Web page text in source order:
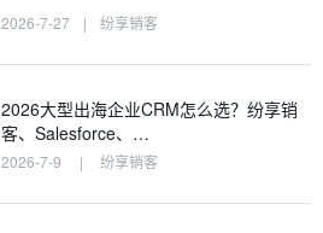
2026-7-27 | 纷享销客
2026大型出海企业CRM怎么选？纷享销
客、Salesforce、…
2026-7-9 | 纷享销客